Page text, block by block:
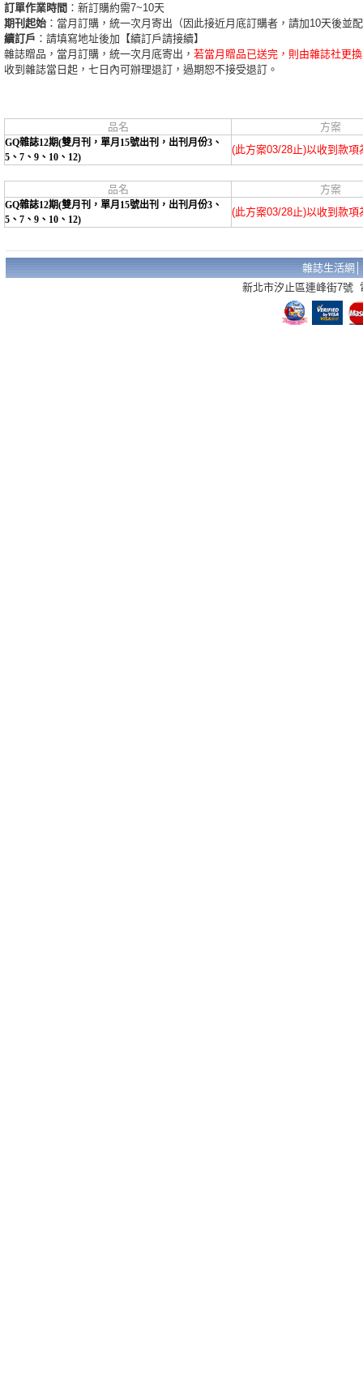
訂單作業時間 ：新訂購約需7~10天
期刊起始 ：當月訂購，統一次月寄出（因此接近月底訂購者，請加10天後並
續訂戶 ：請填寫地址後加【續訂戶請接續】
雜誌贈品，當月訂購，統一次月底寄出， 若當月贈品已送完，則由雜誌社更
收到雜誌當日起，七日內可辦理退訂，過期恕不接受退訂。
品名 方案
GQ雜誌12期(雙月刊，單月15號出刊，出刊月份3、
5、7、9、10、12)
(此方案03/28止)以收到款項
品名 方案
GQ雜誌12期(雙月刊，單月15號出刊，出刊月份3、
5、7、9、10、12)
(此方案03/28止)以收到款項
雜誌生活網
新北市汐止區連峰街7號